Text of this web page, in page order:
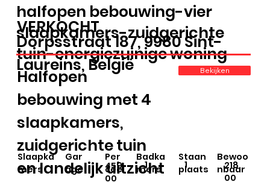
halfopen bebouwing-vier
slaapkamers-zuidgerichte
tuin-energiezuinige woning
Dorpsstraat 187, 9980 Sint-
Laureins, België
VERKOCHT
Halfopen
bebouwing met 4
slaapkamers,
zuidgerichte tuin
en landelijk uitzicht
Bewoo
nbaar
Staan
plaats
Badka
mers
Per
ceel
Gar
age
Slaapka
mers
218,
00
1
1
459,
00
Bekijken